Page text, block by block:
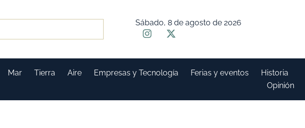
Sábado, 8 de agosto de 2026
Mar Tierra Aire Empresas y Tecnología Ferias y eventos
Historia
Opinión